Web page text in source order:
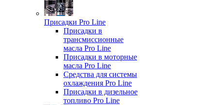
Присадки Pro Line
Присадки в
трансмиссионные
масла Pro Line
Присадки в моторные
масла Pro Line
Средства для системы
охлаждения Pro Line
Присадки в дизельное
топливо Pro Line